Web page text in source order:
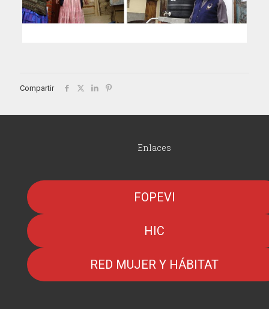
Compartir
Enlaces
FOPEVI
HIC
RED MUJER Y HÁBITAT